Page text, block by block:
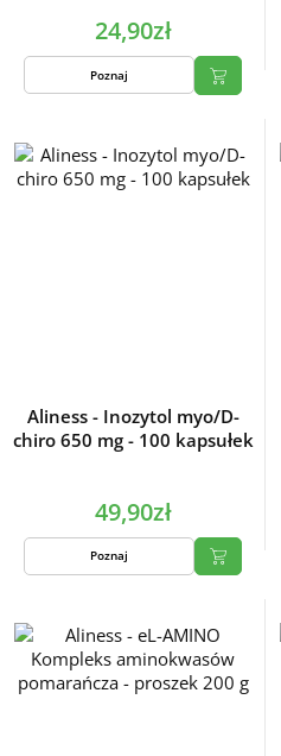
24,90zł
Poznaj
Aliness - Inozytol myo/D-
chiro 650 mg - 100 kapsułek
49,90zł
Poznaj